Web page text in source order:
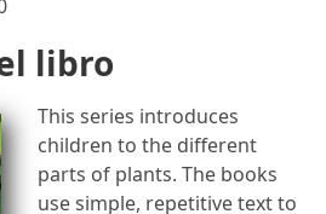
libro
This series introduces
children to the different
parts of plants. The books
use simple, repetitive text to